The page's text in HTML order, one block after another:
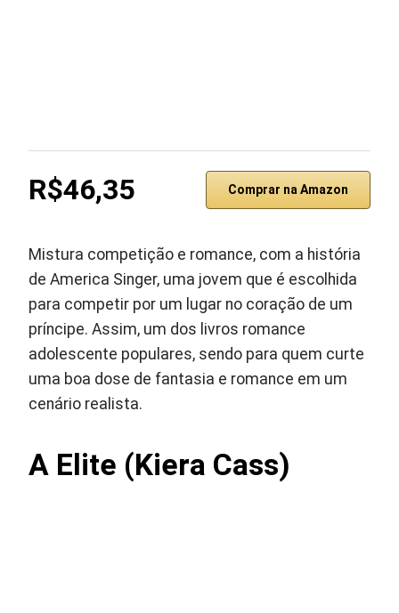
R$46,35 Comprar na Amazon
Mistura competição e romance, com a história
de America Singer, uma jovem que é escolhida
para competir por um lugar no coração de um
príncipe. Assim, um dos livros romance
adolescente populares, sendo para quem curte
uma boa dose de fantasia e romance em um
cenário realista.
A Elite (Kiera Cass)